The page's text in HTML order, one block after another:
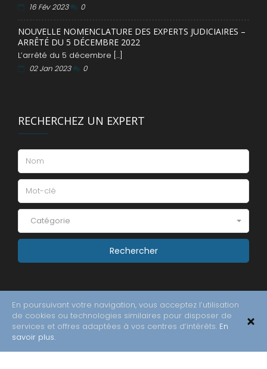
16 Fév 2023 0
NOUVELLE NOMENCLATURE DES EXPERTS JUDICIAIRES –
ARRÊTÉ DU 5 DÉCEMBRE 2022
L’arrêté du 5 décembre [...]
02 Jan 2023 0
RECHERCHEZ UN EXPERT
Catégorie
En poursuivant votre navigation, vous acceptez l’utilisation
de cookies ou technologies similaires pour disposer de
services et offres adaptées à vos centres d’intérêts. En
savoir plus.